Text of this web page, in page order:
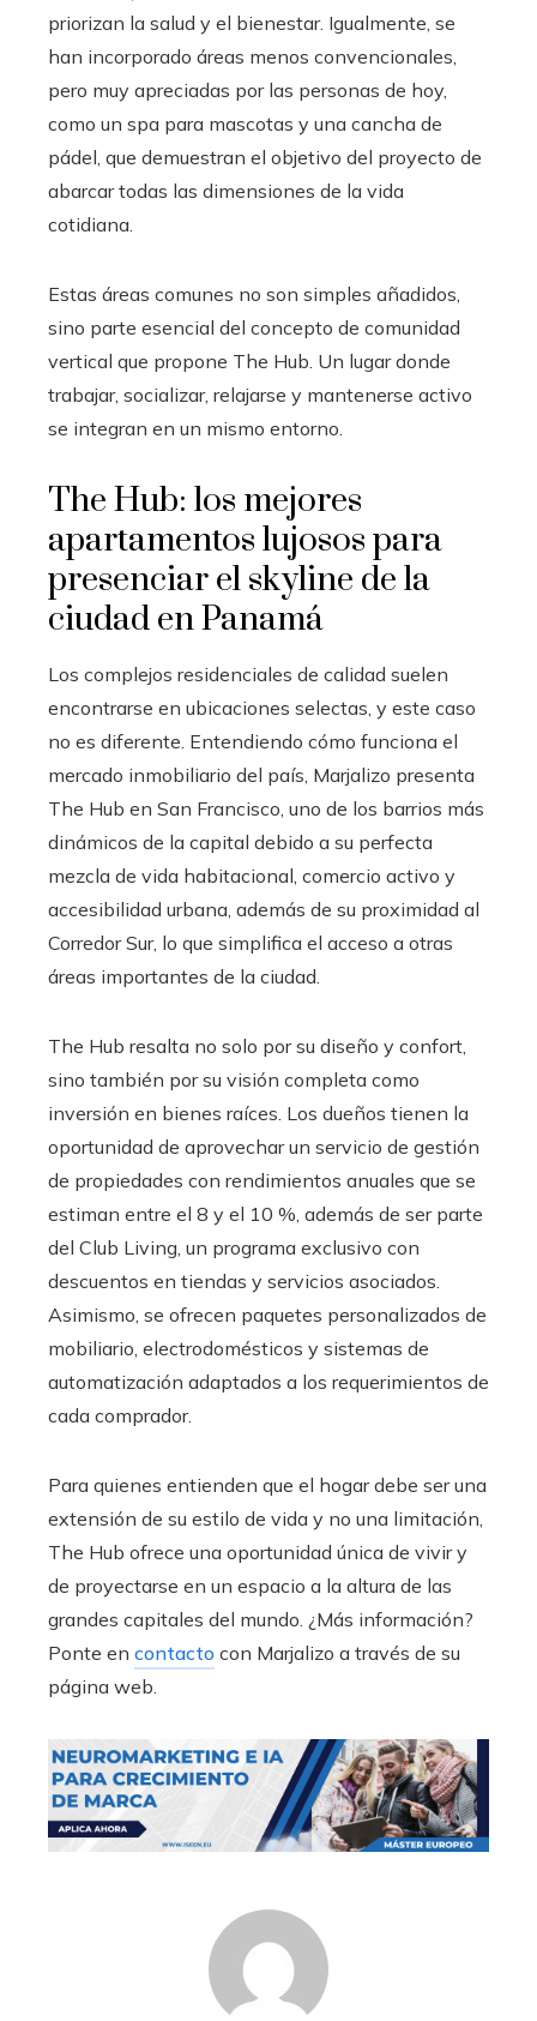
priorizan la salud y el bienestar. Igualmente, se
han incorporado áreas menos convencionales,
pero muy apreciadas por las personas de hoy,
como un spa para mascotas y una cancha de
pádel, que demuestran el objetivo del proyecto de
abarcar todas las dimensiones de la vida
cotidiana.
Estas áreas comunes no son simples añadidos,
sino parte esencial del concepto de comunidad
vertical que propone The Hub. Un lugar donde
trabajar, socializar, relajarse y mantenerse activo
se integran en un mismo entorno.
The Hub: los mejores
apartamentos lujosos para
presenciar el skyline de la
ciudad en Panamá
Los complejos residenciales de calidad suelen
encontrarse en ubicaciones selectas, y este caso
no es diferente. Entendiendo cómo funciona el
mercado inmobiliario del país, Marjalizo presenta
The Hub en San Francisco, uno de los barrios más
dinámicos de la capital debido a su perfecta
mezcla de vida habitacional, comercio activo y
accesibilidad urbana, además de su proximidad al
Corredor Sur, lo que simplifica el acceso a otras
áreas importantes de la ciudad.
The Hub resalta no solo por su diseño y confort,
sino también por su visión completa como
inversión en bienes raíces. Los dueños tienen la
oportunidad de aprovechar un servicio de gestión
de propiedades con rendimientos anuales que se
estiman entre el 8 y el 10 %, además de ser parte
del Club Living, un programa exclusivo con
descuentos en tiendas y servicios asociados.
Asimismo, se ofrecen paquetes personalizados de
mobiliario, electrodomésticos y sistemas de
automatización adaptados a los requerimientos de
cada comprador.
Para quienes entienden que el hogar debe ser una
extensión de su estilo de vida y no una limitación,
The Hub ofrece una oportunidad única de vivir y
de proyectarse en un espacio a la altura de las
grandes capitales del mundo. ¿Más información?
Ponte en contacto con Marjalizo a través de su
página web.